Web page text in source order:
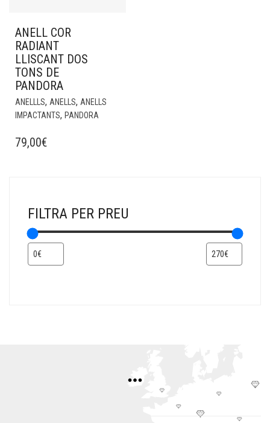
ANELL COR
RADIANT
LLISCANT DOS
TONS DE
PANDORA
ANELLLS, ANELLS, ANELLS
IMPACTANTS, PANDORA
79,00€
FILTRA PER PREU